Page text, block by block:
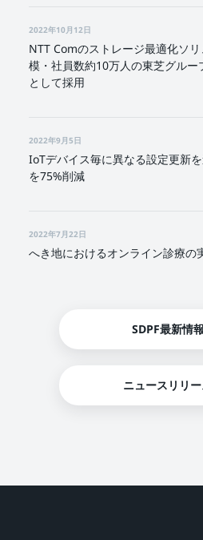
2022年10月12日
NTT Comのストレージ最適化ソ
模・社員数約10万人の東芝グルー
として採用
2022年9月5日
IoTデバイス毎に異なる設定更新
を75%削減
2022年7月22日
へき地におけるオンライン診療の
SDPF最新情
ニュースリリ